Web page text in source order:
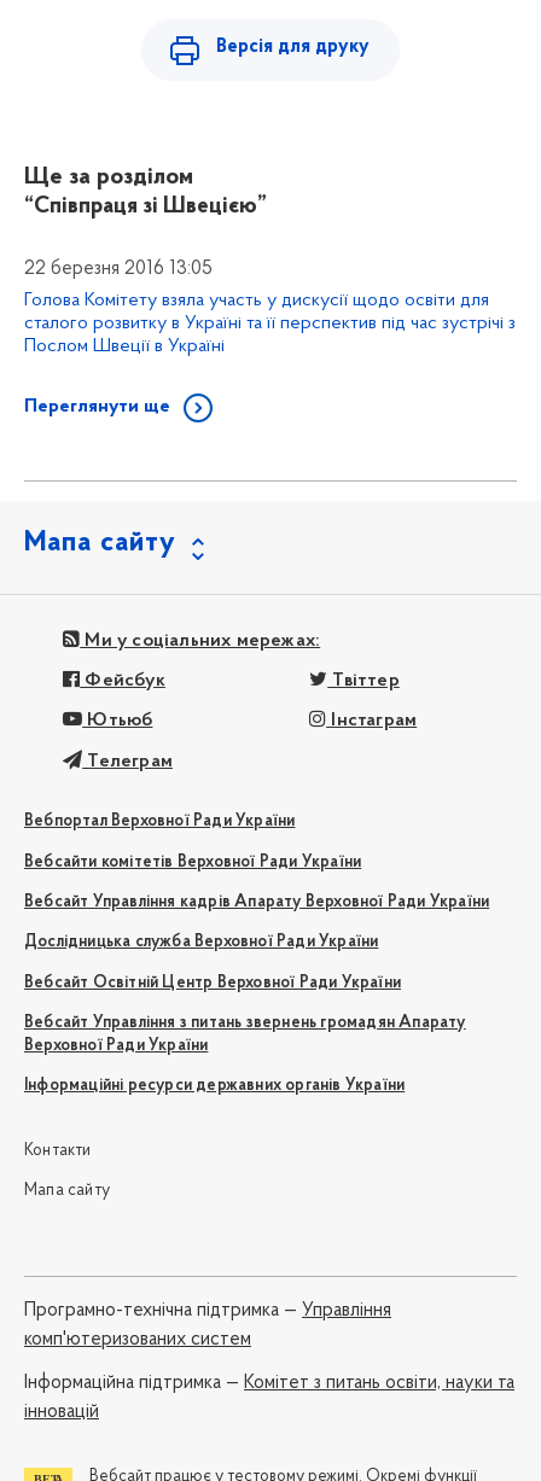
Версія для друку
Ще за розділом
“Співпраця зі Швецією”
22 березня 2016 13:05
Голова Комітету взяла участь у дискусії щодо освіти для
сталого розвитку в Україні та її перспектив під час зустрічі з
Послом Швеції в Україні
Переглянути ще
Мапа сайту
Ми у соціальних мережах:
Фейсбук Твіттер
Ютьюб Інстаграм
Телеграм
Вебпортал Верховної Ради України
Вебсайти комітетів Верховної Ради України
Вебсайт Управління кадрів Апарату Верховної Ради України
Дослідницька служба Верховної Ради України
Вебсайт Освітній Центр Верховної Ради України
Вебсайт Управління з питань звернень громадян Апарату
Верховної Ради України
Інформаційні ресурси державних органів України
Контакти
Мапа сайту
Програмно-технічна підтримка — Управління
комп'ютеризованих систем
Iнформаційна підтримка — Комітет з питань освіти, науки та
інновацій
Вебсайт працює у тестовому режимі. Окремі функції